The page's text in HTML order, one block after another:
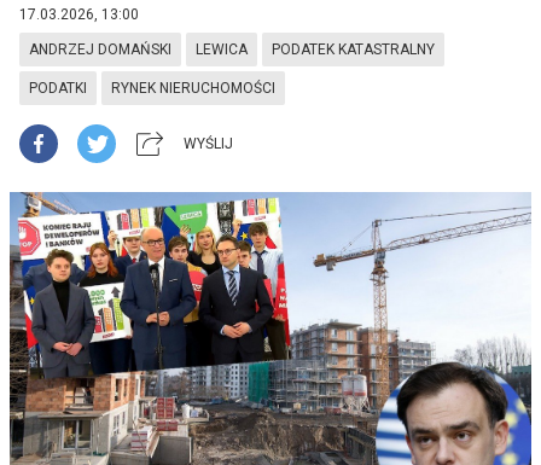
17.03.2026, 13:00
ANDRZEJ DOMAŃSKI LEWICA PODATEK KATASTRALNY
PODATKI RYNEK NIERUCHOMOŚCI
WYŚLIJ